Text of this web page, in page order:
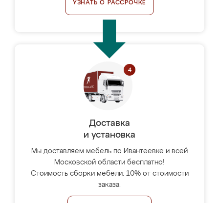
УЗНАТЬ О РАССРОЧКЕ
Доставка
и установка
Мы доставляем мебель по Ивантеевке и всей
Московской области бесплатно!
Стоимость сборки мебели: 10% от стоимости
заказа.